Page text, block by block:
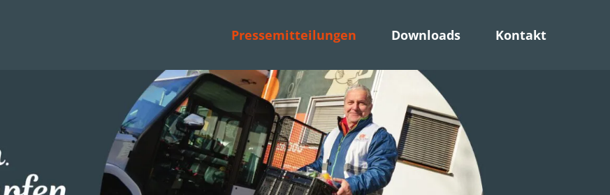
Pressemitteilungen Downloads Kontakt